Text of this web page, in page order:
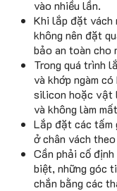
vào nhiều lần.
Khi lắp đặt vách
không nên đặt
bảo an toàn cho
Trong quá trình
và khớp ngàm
silicon hoặc vật
và không làm
Lắp đặt các tấm
ở chân vách
Cần phải cố
biệt, những góc
chắn bằng các